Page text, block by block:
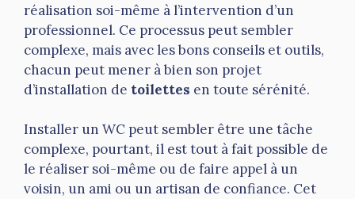
réalisation soi-même à l’intervention d’un
professionnel. Ce processus peut sembler
complexe, mais avec les bons conseils et outils,
chacun peut mener à bien son projet
d’installation de toilettes en toute sérénité.
Installer un WC peut sembler être une tâche
complexe, pourtant, il est tout à fait possible de
le réaliser soi-même ou de faire appel à un
voisin, un ami ou un artisan de confiance. Cet